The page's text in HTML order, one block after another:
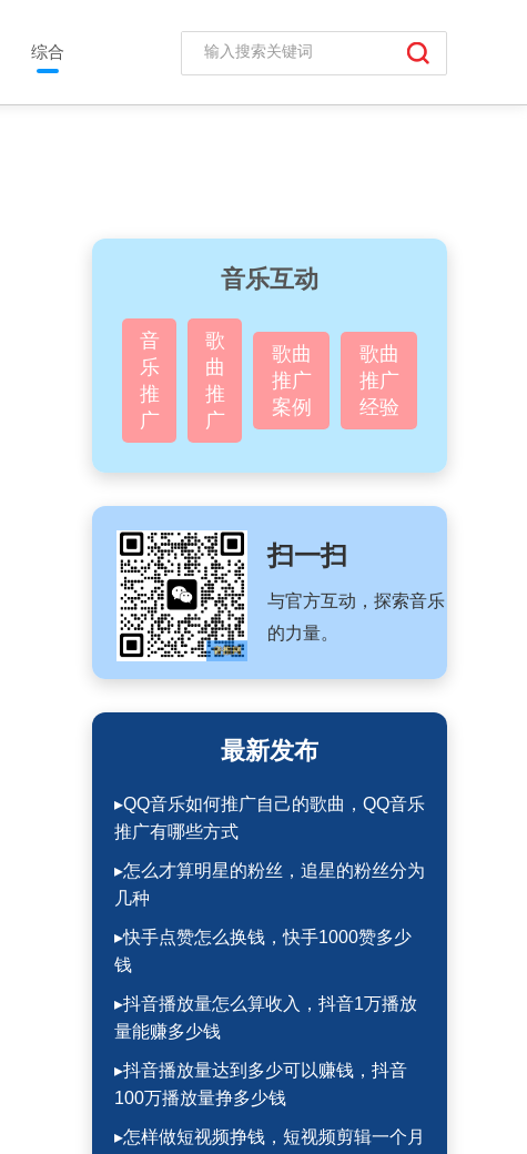
综合
音乐互动
音
乐
推
广
歌
曲
推
广
歌曲
推广
案例
歌曲
推广
经验
扫一扫
与官方互动，探索音乐
的力量。
最新发布
▸QQ音乐如何推广自己的歌曲，QQ音乐
推广有哪些方式
▸怎么才算明星的粉丝，追星的粉丝分为
几种
▸快手点赞怎么换钱，快手1000赞多少
钱
▸抖音播放量怎么算收入，抖音1万播放
量能赚多少钱
▸抖音播放量达到多少可以赚钱，抖音
100万播放量挣多少钱
▸怎样做短视频挣钱，短视频剪辑一个月